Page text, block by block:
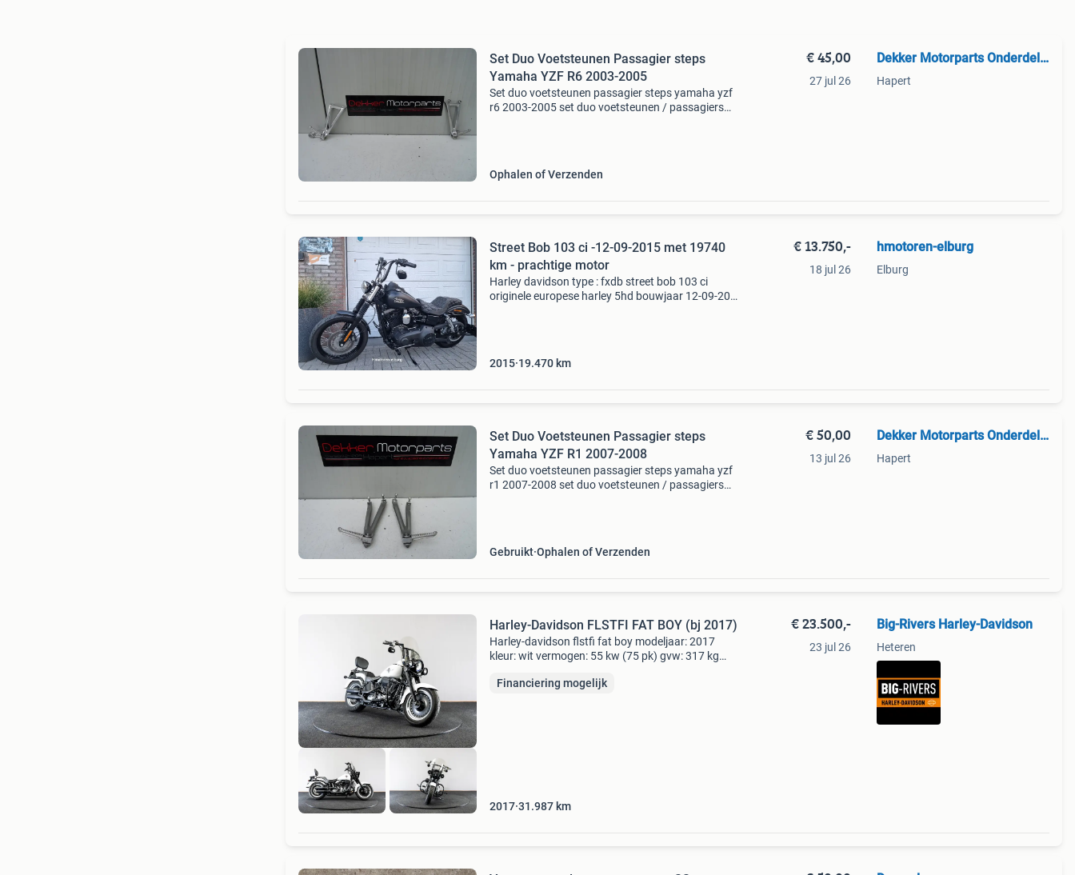
Set Duo Voetsteunen Passagier steps
Yamaha YZF R6 2003-2005
Set duo voetsteunen passagier steps yamaha yzf
r6 2003-2005 set duo voetsteunen / passagiers
Ophalen of Verzenden
€ 45,00
27 jul 26
Dekker Motorparts Onderdelen
Hapert
Street Bob 103 ci -12-09-2015 met 19740
km - prachtige motor
Harley davidson type : fxdb street bob 103 ci
originele europese harley 5hd bouwjaar 12-09-2015
2015 19.470 km
€ 13.750,-
18 jul 26
hmotoren-elburg
Elburg
Set Duo Voetsteunen Passagier steps
Yamaha YZF R1 2007-2008
Set duo voetsteunen passagier steps yamaha yzf
r1 2007-2008 set duo voetsteunen / passagiers
Gebruikt Ophalen of Verzenden
€ 50,00
13 jul 26
Dekker Motorparts Onderdelen
Hapert
Harley-Davidson FLSTFI FAT BOY (bj 2017)
Harley-davidson flstfi fat boy modeljaar: 2017
kleur: wit vermogen: 55 kw (75 pk) gvw: 317 kg
verrekenbaar voor ondernemers (margeregeling)
Financiering mogelijk
2017 31.987 km
€ 23.500,-
23 jul 26
Big-Rivers Harley-Davidson
Heteren